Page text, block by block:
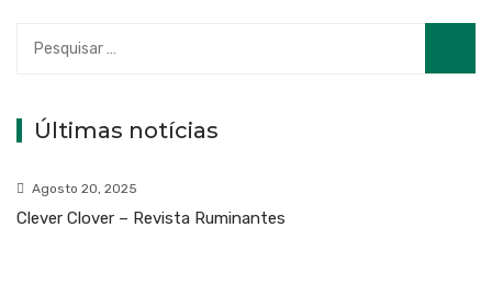
Últimas notícias
Agosto 20, 2025
Clever Clover – Revista Ruminantes